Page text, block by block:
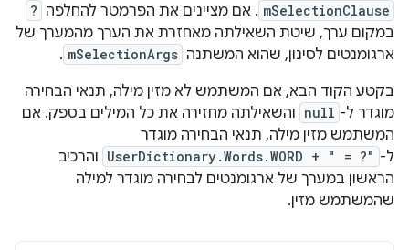
mSelectionClause . אם מציינים את הפרמטר להחלפה ?
במקום ערך, שיטת השאילתה מאחזרת את הערך מהמערך של
ארגומנטים לסינון, שהוא המשתנה mSelectionArgs
.
בקטע הקוד הבא, אם המשתמש לא מזין מילה, תנאי הבחירה
מוגדר ל- null והשאילתה מחזירה את כל המילים בספק. אם
המשתמש מזין מילה, תנאי הבחירה מוגדר
ל- UserDictionary.Words.WORD + " = ?" והרכיב
הראשון במערך של ארגומנטים לבחירה מוגדר למילה
שהמשתמש מזין.